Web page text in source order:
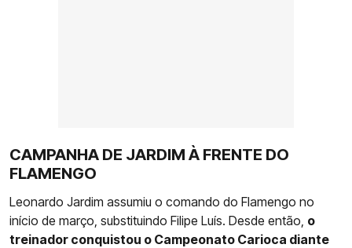
CAMPANHA DE JARDIM À FRENTE DO
FLAMENGO
Leonardo Jardim assumiu o comando do Flamengo no
início de março, substituindo Filipe Luís. Desde então, o
treinador conquistou o Campeonato Carioca diante